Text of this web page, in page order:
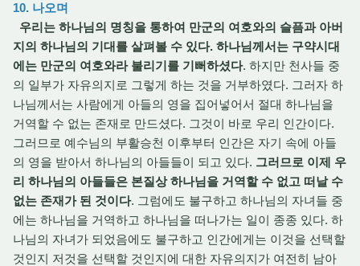
10. 나오며
우리는 하나님의 명칭을 통하여 만군의 여호와의 슬픔과 아버
지의 하나님의 기대를 살펴볼 수 있다. 하나님께서는 구약시대
에는 만군의 여호와라 불리기를 기뻐하셨다. 하지만 천사들 중
의 일부가 자유의지로 그렇게 하는 것을 거부하였다. 그러자 하
나님께서는 사람에게 아들의 영을 집어넣어서 절대 하나님을
거역할 수 없는 존재로 만드셨다. 그것이 바로 우리 인간이다.
그러므로 예수님의 부활승천 이후부터 인간은 자기 속에 아들
의 영을 받아서 하나님의 아들들이 되고 있다. 그러므로 이제 우
리 하나님의 아들들은 본질상 하나님을 거역할 수 없고 떠날 수
없는 존재가 된 것이다. 그럼에도 불구하고 하나님의 자녀들 중
에는 하나님을 거역하고 하나님을 떠나가는 일이 종종 있다. 하
나님의 자녀가 되었음에도 불구하고 인간에게는 이것을 선택할
것인지 저것을 선택할 것인지에 대한 자유의지가 여전히 남아